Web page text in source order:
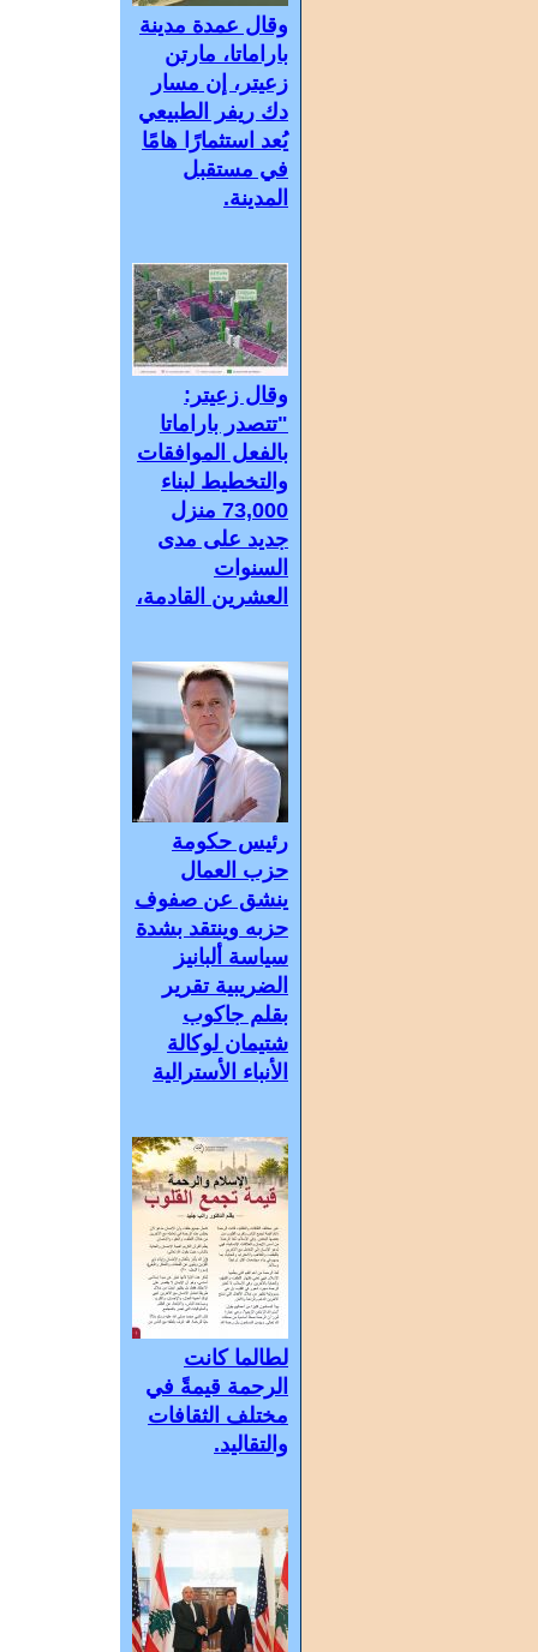
وقال عمدة مدينة
باراماتا، مارتن
زعيتر، إن مسار
دك ريفر الطبيعي
يُعد استثمارًا هامًا
في مستقبل
المدينة.
وقال زعيتر:
"تتصدر باراماتا
بالفعل الموافقات
والتخطيط لبناء
73,000 منزل
جديد على مدى
السنوات
العشرين القادمة،
رئيس حكومة
حزب العمال
ينشق عن صفوف
حزبه وينتقد بشدة
سياسة ألبانيز
الضريبية تقرير
بقلم جاكوب
شتيمان لوكالة
الأنباء الأسترالية
لطالما كانت
الرحمة قيمةً في
مختلف الثقافات
والتقاليد.